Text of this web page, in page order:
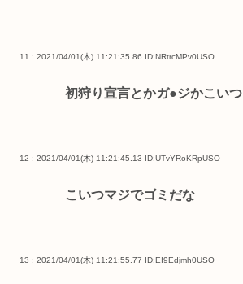
11 : 2021/04/01(木) 11:21:35.86 ID:NRtrcMPv0USO
初狩り宣言とかガ●ジかこいつ
12 : 2021/04/01(木) 11:21:45.13 ID:UTvYRoKRpUSO
こいつマジでゴミだな
13 : 2021/04/01(木) 11:21:55.77 ID:EI9Edjmh0USO